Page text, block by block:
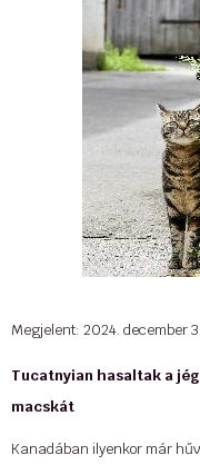
Megjelent: 2024. december
Tucatnyian hasaltak a
macskát
Kanadában ilyenkor már